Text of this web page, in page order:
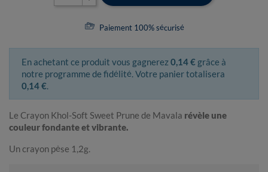
Paiement 100% sécurisé
En achetant ce produit vous gagnerez0,14 € grâce à
notre programme de fidélité. Votre panier totalisera
0,14 €.
Le Crayon Khol-Soft Sweet Prune de Mavala révèle une
couleur fondante et vibrante.
Un crayon pèse 1,2g.